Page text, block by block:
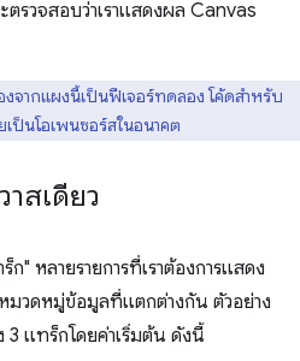
ตรวจสอบว่าเราแสดงผล Canvas
งจากแผงนี้เป็นฟีเจอร์ทดลอง โค้ดสำหรับ
เป็นโอเพนซอร์สในอนาคต
สเดียว
" หลายรายการที่เราต้องการแสดง
มวดหมู่ข้อมูลที่แตกต่างกัน ตัวอย่าง
แทร็กโดยค่าเริ่มต้น ดังนี้